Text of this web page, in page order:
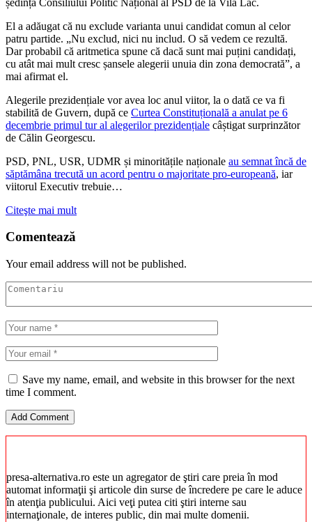
El a adăugat că nu exclude varianta unui candidat comun al celor
patru partide. „Nu exclud, nici nu includ. O să vedem ce rezultă.
Dar probabil că aritmetica spune că dacă sunt mai puțini candidați,
cu atât mai mult cresc șansele alegerii unuia din zona democrată”, a
mai afirmat el.
Alegerile prezidențiale vor avea loc anul viitor, la o dată ce va fi
stabilită de Guvern, după ce Curtea Constituțională a anulat pe 6
decembrie primul tur al alegerilor prezidențiale câștigat surprinzător
de Călin Georgescu.
PSD, PNL, USR, UDMR și minoritățile naționale au semnat încă de
săptămâna trecută un acord pentru o majoritate pro-europeană, iar
viitorul Executiv trebuie…
Citeşte mai mult
Comentează
Your email address will not be published.
Save my name, email, and website in this browser for the next
time I comment.
presa-alternativa.ro este un agregator de ştiri care preia în mod
automat informaţii şi articole din surse de încredere pe care le aduce
în atenţia publicului. Aici veţi putea citi ştiri interne sau
internaţionale, de interes public, din mai multe domenii.